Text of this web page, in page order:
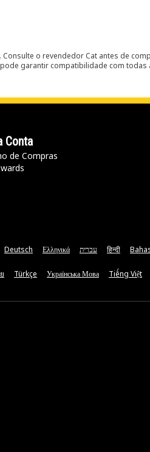
o revendedor Cat antes de
garantir compatibilidade com todas
Conta
de Compras
Deutsch Ελληνικά עברית हिन्दी
Türkçe Українська Мова Tiếng Việt